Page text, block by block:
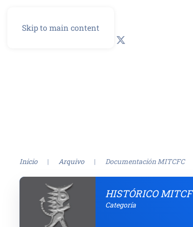
Skip to main content
Inicio Arquivo Documentación MITCFC
HISTÓRICO MITCF
Categoría